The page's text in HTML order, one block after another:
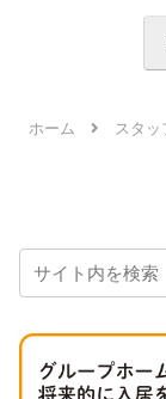
ホーム スタッ